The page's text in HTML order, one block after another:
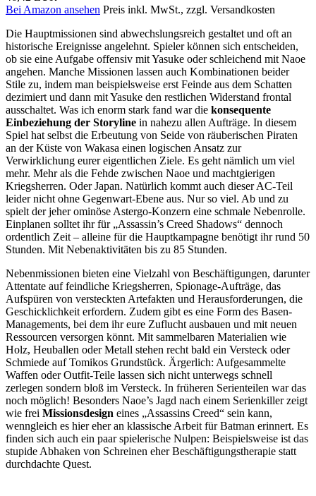
Bei Amazon ansehen Preis inkl. MwSt., zzgl. Versandkosten
Die Hauptmissionen sind abwechslungsreich gestaltet und oft an
historische Ereignisse angelehnt. Spieler können sich entscheiden,
ob sie eine Aufgabe offensiv mit Yasuke oder schleichend mit Naoe
angehen. Manche Missionen lassen auch Kombinationen beider
Stile zu, indem man beispielsweise erst Feinde aus dem Schatten
dezimiert und dann mit Yasuke den restlichen Widerstand frontal
ausschaltet. Was ich enorm stark fand war die konsequente
Einbeziehung der Storyline in nahezu allen Aufträge. In diesem
Spiel hat selbst die Erbeutung von Seide von räuberischen Piraten
an der Küste von Wakasa einen logischen Ansatz zur
Verwirklichung eurer eigentlichen Ziele. Es geht nämlich um viel
mehr. Mehr als die Fehde zwischen Naoe und machtgierigen
Kriegsherren. Oder Japan. Natürlich kommt auch dieser AC-Teil
leider nicht ohne Gegenwart-Ebene aus. Nur so viel. Ab und zu
spielt der jeher ominöse Astergo-Konzern eine schmale Nebenrolle.
Einplanen solltet ihr für „Assassin’s Creed Shadows“ dennoch
ordentlich Zeit – alleine für die Hauptkampagne benötigt ihr rund 50
Stunden. Mit Nebenaktivitäten bis zu 85 Stunden.
Nebenmissionen bieten eine Vielzahl von Beschäftigungen, darunter
Attentate auf feindliche Kriegsherren, Spionage-Aufträge, das
Aufspüren von versteckten Artefakten und Herausforderungen, die
Geschicklichkeit erfordern. Zudem gibt es eine Form des Basen-
Managements, bei dem ihr eure Zuflucht ausbauen und mit neuen
Ressourcen versorgen könnt. Mit sammelbaren Materialien wie
Holz, Heuballen oder Metall stehen recht bald ein Versteck oder
Schmiede auf Tomikos Grundstück. Ärgerlich: Aufgesammelte
Waffen oder Outfit-Teile lassen sich nicht unterwegs schnell
zerlegen sondern bloß im Versteck. In früheren Serienteilen war das
noch möglich! Besonders Naoe’s Jagd nach einem Serienkiller zeigt
wie frei Missionsdesign eines „Assassins Creed“ sein kann,
wenngleich es hier eher an klassische Arbeit für Batman erinnert. Es
finden sich auch ein paar spielerische Nulpen: Beispielsweise ist das
stupide Abhaken von Schreinen eher Beschäftigungstherapie statt
durchdachte Quest.